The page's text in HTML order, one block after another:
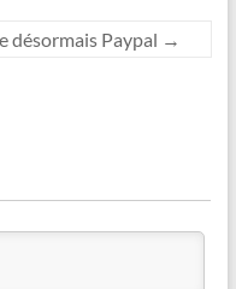
désormais Paypal →